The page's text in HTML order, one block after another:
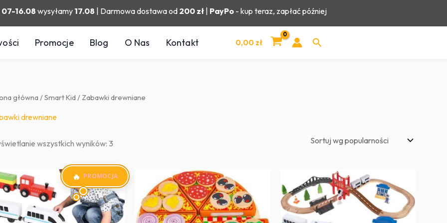
07-16.08 wysyłamy 17.08 | Darmowa dostawa od 200 zł PayPo - kup teraz, zapłać później
Promocje Blog O Nas Kontakt 0,00 zł Szukaj
główna/Smart Kid/ Zabawki drewniane
drewniane
wszystkich wyników: 3
PROMOCJA